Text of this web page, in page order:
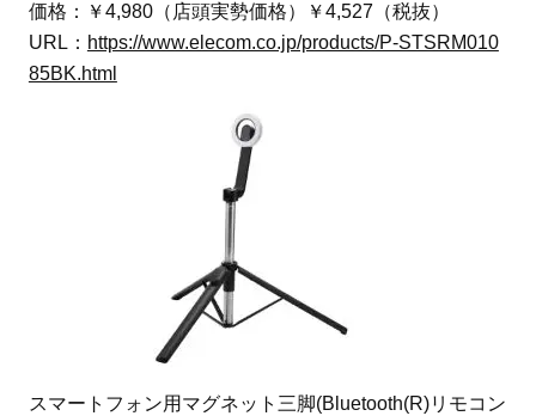
価格：￥4,980（店頭実勢価格）￥4,527（税抜）
URL： https://www.elecom.co.jp/products/P-STSRM010
85BK.html
スマートフォン用マグネット三脚(Bluetooth(R)リモコン